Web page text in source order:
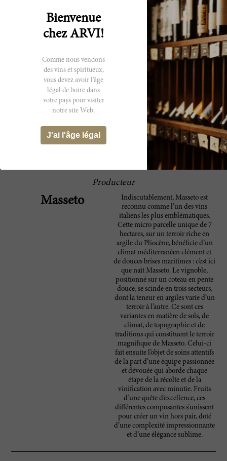
and a long, caressing finish, it shows loads of
character. It's just starting to come around
now. Not as impressive as I expected but
excellent.--Masseto non-blind vertical. Drink
now. 2,915 cases made. ?JS
91 Robert
Parker
In 1996 the flowering was delayed and the
summer was on the cool side. Only a spell of
heat towards the end of the season allowed
the fruit to ripen. As a result, the 1996
compact. It possesses gorgeous, well-
delineated aromatics and plenty of
complexity but not the depth or richness to
improve materially from here. Anticipated
maturity: 2011-2018.
Producteur
Masseto
Indiscutablement, Masseto est
reconnu comme l’un des vins
italiens les plus emblématiques.
Cette micro parcelle unique de 7
hectares, sur un terroir riche en
argile du Pliocène, bénéficie d’un
climat méditerranéen clément et
de douces brises maritimes : c’est ici
que naît Masseto. Le vignoble,
positionné sur un coteau en pente
douce, se scinde en trois secteurs,
dont la teneur en argiles varie d’un
terroir à l’autre. Ce sont ces
variantes en matière de sols, de
climat, de topographie et de
traditions qui constituent le terroir
magnifique de Masseto. Celui-ci
fait ensuite l’objet de soins attentifs
de la part d’une équipe passionnée
et dévouée qui aborde chaque
étape de la récolte et de la
vinification avec minutie. Fruits
d’une quête d’excellence, ces
différentes composantes s’unissent
pour créer un vin hors pair, doté
d’une complexité impressionnante
et d’une élégance sublime.
Bienvenue
chez ARVI!
Comme nous vendons
des vins et spiritueux,
vous devez avoir l'âge
légal de boire dans
votre pays pour visiter
notre site Web.
J'ai l'âge légal